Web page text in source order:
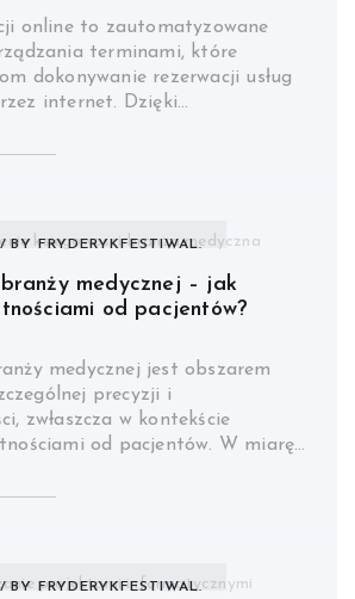
online to zautomatyzowane
terminami, które
dokonywanie rezerwacji usług
internet. Dzięki…
BYFRYDERYKFESTIWAL.
medycznej – jak
od pacjentów?
medycznej jest obszarem
precyzji i
zwłaszcza w kontekście
od pacjentów. W miarę…
BY FRYDERYKFESTIWAL.